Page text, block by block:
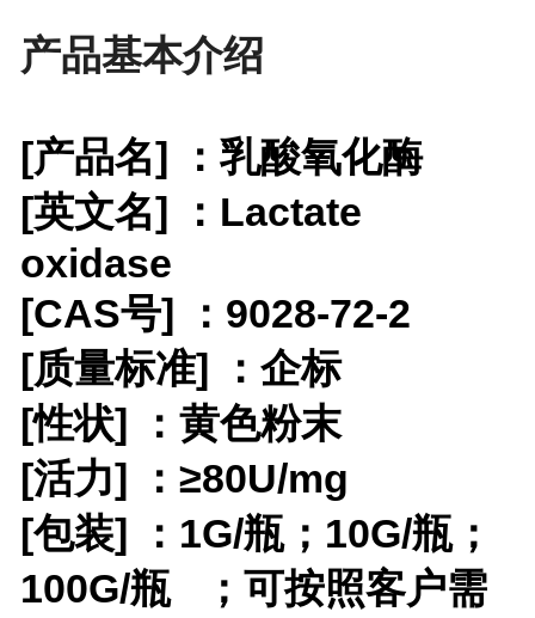
产品基本介绍
[产品名] ：乳酸氧化酶
[英文名] ：Lactate
oxidase
[CAS号] ：9028-72-2
[质量标准] ：企标
[性状] ：黄色粉末
[活力] ：≥80U/mg
[包装] ： 1G/瓶；10G/瓶；
100G/瓶
； 可按照客户需